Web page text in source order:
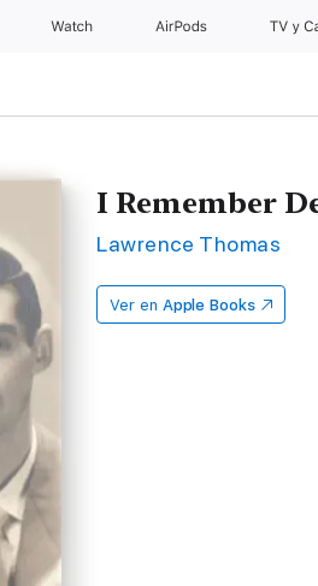
Watch AirPods TV y
I Remember
Lawrence Thomas
Ver en Apple Books